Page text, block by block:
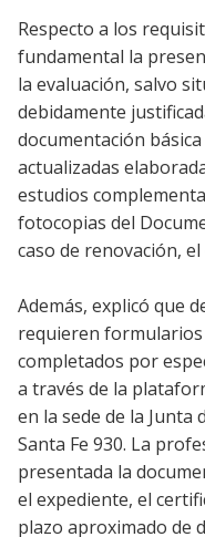
Respecto a los
fundamental la
la evaluación, salvo
debidamente
documentación
actualizadas
estudios
fotocopias del
caso de renovación,
Además, explicó que
requieren formularios
completados por
a través de la
en la sede de la Junta
Santa Fe 930. La
presentada la
el expediente, el
plazo aproximado de